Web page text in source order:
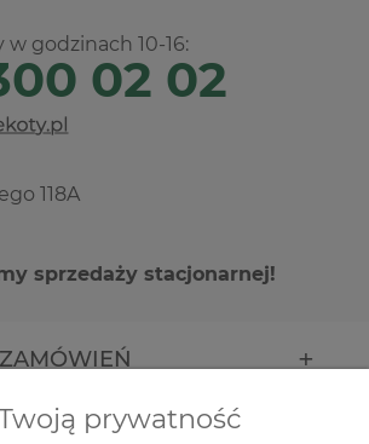
w godzinach 10-16:
02 02
118A
sprzedaży stacjonarnej!
prywatność